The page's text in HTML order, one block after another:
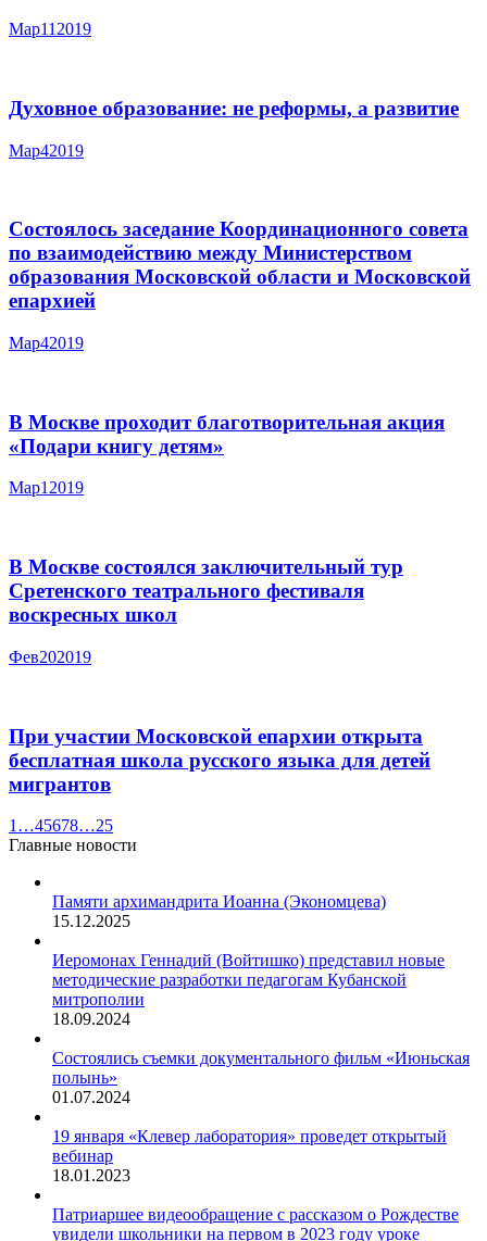
Мар11 2019
Духовное образование: не реформы, а развитие
Мар42019
Состоялось заседание Координационного совета
по взаимодействию между Министерством
образования Московской области и Московской
епархией
Мар42019
В Москве проходит благотворительная акция
«Подари книгу детям»
Мар1 2019
В Москве состоялся заключительный тур
Сретенского театрального фестиваля
воскресных школ
Фев202019
При участии Московской епархии открыта
бесплатная школа русского языка для детей
мигрантов
1 …45678…25
Главные новости
Памяти архимандрита Иоанна (Экономцева)
15.12.2025
Иеромонах Геннадий (Войтишко) представил новые
методические разработки педагогам Кубанской
митрополии
18.09.2024
Состоялись съемки документального фильм «Июньская
полынь»
01.07.2024
19 января «Клевер лаборатория» проведет открытый
вебинар
18.01.2023
Патриаршее видеообращение с рассказом о Рождестве
увидели школьники на первом в 2023 году уроке